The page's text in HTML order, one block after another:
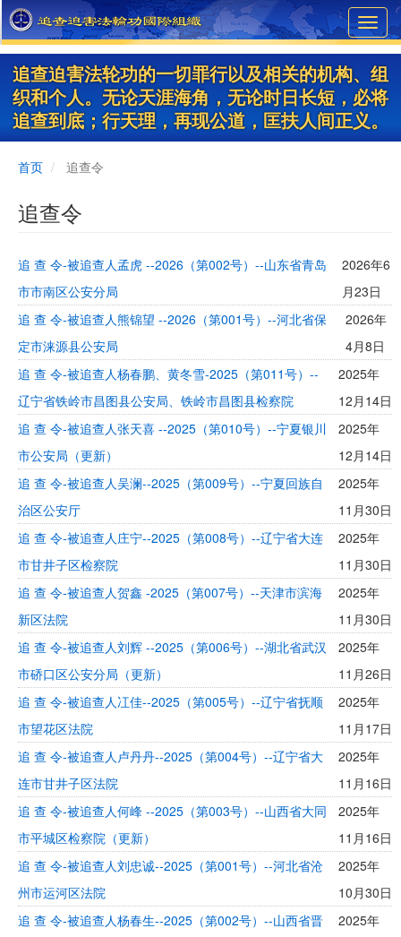
Skip
to
main
content
追查迫害法轮功的一切罪行以及相关的机构、组
织和个人。无论天涯海角，无论时日长短，必将
追查到底；行天理，再现公道，匡扶人间正义。
首页 追查令
追查令
追 查 令-被追查人孟虎 --2026（第002号）--山东省青岛
市市南区公安分局
2026年6
月23日
追 查 令-被追查人熊锦望 --2026（第001号）--河北省保
定市涞源县公安局
2026年
4月8日
追 查 令-被追查人杨春鹏、黄冬雪-2025（第011号）--
辽宁省铁岭市昌图县公安局、铁岭市昌图县检察院
2025年
12月14日
追 查 令-被追查人张天喜 --2025（第010号）--宁夏银川
市公安局（更新）
2025年
12月14日
追 查 令-被追查人吴澜--2025（第009号）--宁夏回族自
治区公安厅
2025年
11月30日
追 查 令-被追查人庄宁--2025（第008号）--辽宁省大连
市甘井子区检察院
2025年
11月30日
追 查 令-被追查人贺鑫 -2025（第007号）--天津市滨海
新区法院
2025年
11月30日
追 查 令-被追查人刘辉 --2025（第006号）--湖北省武汉
市硚口区公安分局（更新）
2025年
11月26日
追 查 令-被追查人冮佳--2025（第005号）--辽宁省抚顺
市望花区法院
2025年
11月17日
追 查 令-被追查人卢丹丹--2025（第004号）--辽宁省大
连市甘井子区法院
2025年
11月16日
追 查 令-被追查人何峰 --2025（第003号）--山西省大同
市平城区检察院（更新）
2025年
11月16日
追 查 令-被追查人刘忠诚--2025（第001号）--河北省沧
州市运河区法院
2025年
10月30日
追 查 令-被追查人杨春生--2025（第002号）--山西省晋
2025年